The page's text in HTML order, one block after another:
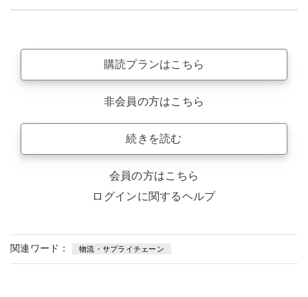
購読プランはこちら
非会員の方はこちら
続きを読む
会員の方はこちら
ログインに関するヘルプ
関連ワード： 物流・サプライチェーン